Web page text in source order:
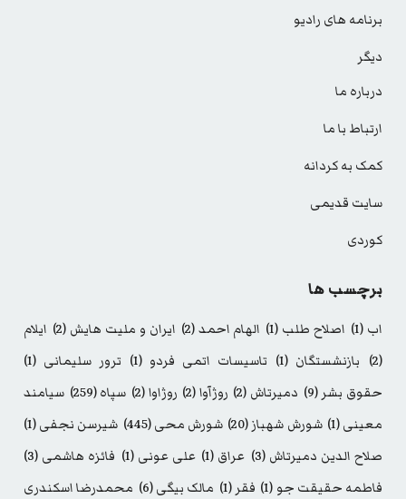
برنامه های رادیو
دیگر
درباره ما
ارتباط با ما
کمک به کردانه
سایت قدیمی
کوردی
برچسب ها
اب (1) اصلاح طلب (1) الهام احمد(2) ایران و ملیت هایش (2)
ایلام
(2)
بازنشستگان (1) تاسیسات اتمی فردو (1) ترور سلیمانی (1)
حقوق بشر (9) دمیرتاش (2) روژآوا(2) روژاوا(2) سپاه(259)
سیامند
معینی(1) شورش شهباز(20) شورش محی(445) شیرسن نجفی(1)
صلاح الدین دمیرتاش (3) عراق (1) علی عونی (1) فائزه هاشمی (3)
فاطمه حقیقت جو (1) فقر (1) مالک بیگی(6)
محمدرضا اسکندری